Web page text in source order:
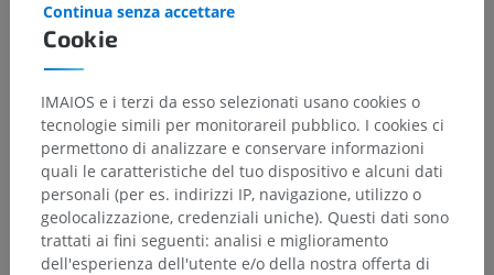
Cookie
Continua senza accettare
IMAIOS e i terzi da esso selezionati usano cookies o
tecnologie simili per monitorareil pubblico. I cookies ci
permettono di analizzare e conservare informazioni
quali le caratteristiche del tuo dispositivo e alcuni dati
personali (per es. indirizzi IP, navigazione, utilizzo o
geolocalizzazione, credenziali uniche). Questi dati sono
trattati ai fini seguenti: analisi e miglioramento
dell'esperienza dell'utente e/o della nostra offerta di